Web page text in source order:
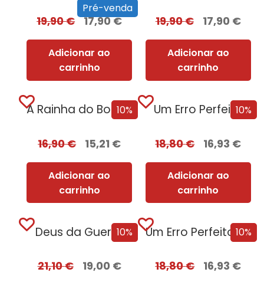
Pré-venda
19,90€ 17,90€
Adicionar ao
carrinho
19,90€ 17,90 €
Adicionar ao
carrinho
10%
A Rainha do BookTok
16,90€ 15,21 €
Adicionar ao
carrinho
10%
Um Erro Perfeito
18,80€ 16,93 €
Adicionar ao
carrinho
10%
Deus da Guerra
21,10€ 19,00 €
10%
Um Erro Perfeito – Edição com EDGES
18,80€ 16,93 €